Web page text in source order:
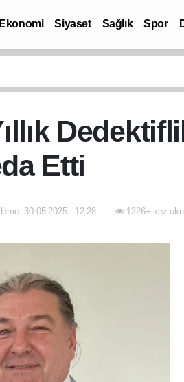
Ekonomi Siyaset Sağlık Spor
Etti
30.05.2025 - 12:28 1226+ kez